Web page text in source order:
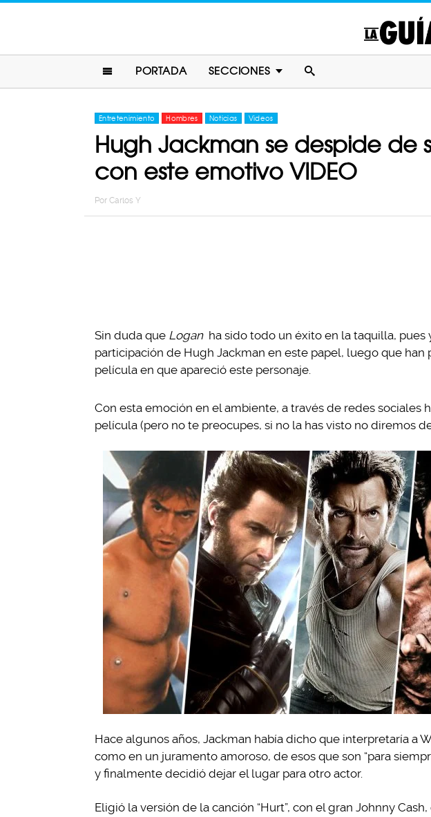
PORTADA SECCIONES
Entretenimiento Hombres Noticias Videos
Hugh Jackman se despide de
con este emotivo VIDEO
Por Carlos Y
Sin duda que Logan ha sido todo un éxito en la taquilla, pues
participación de Hugh Jackman en este papel, luego que han
película en que apareció este personaje.
Con esta emoción en el ambiente, a través de redes sociales
película (pero no te preocupes, si no la has visto no diremos
Hace algunos años, Jackman había dicho que interpretaría a
como en un juramento amoroso, de esos que son “para
y finalmente decidió dejar el lugar para otro actor.
Eligió la versión de la canción “Hurt”, con el gran Johnny